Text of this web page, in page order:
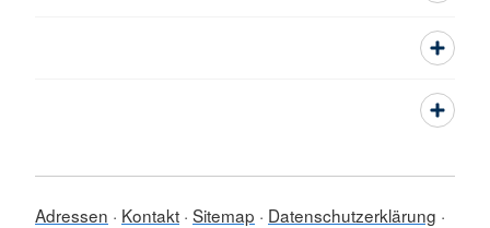
Adressen Kontakt Sitemap
Datenschutzerklärung